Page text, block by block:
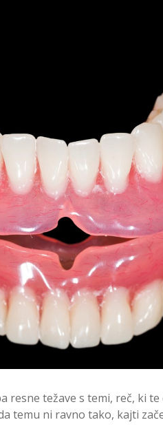
resne težave s temi, reč, ki
temu ni ravno tako, kajti